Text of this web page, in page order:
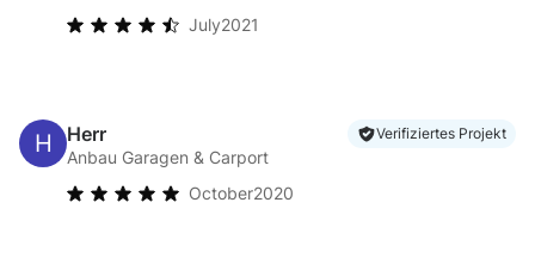
July2021
Herr Verifiziertes Projekt
Anbau Garagen & Carport
October2020